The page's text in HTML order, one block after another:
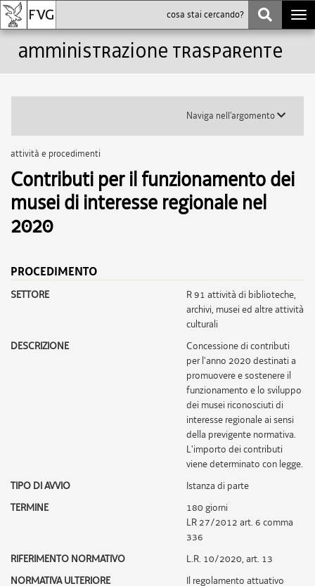
Amministrazione trasparente
Toggle
Naviga nell'argomento
attività e procedimenti
Contributi per il funzionamento dei
musei di interesse regionale nel
2020
PROCEDIMENTO
SETTORE
r 91 attività di biblioteche,
archivi, musei ed altre attività
culturali
DESCRIZIONE
Concessione di contributi
per l'anno 2020 destinati a
promuovere e sostenere il
funzionamento e lo sviluppo
dei musei riconosciuti di
interesse regionale ai sensi
della previgente normativa.
L'importo dei contributi
viene determinato con legge.
TIPO DI AVVIO
Istanza di parte
TERMINE
180 giorni
LR 27/2012 art. 6 comma
336
RIFERIMENTO NORMATIVO
L.R. 10/2020, art. 13
NORMATIVA ULTERIORE
Il regolamento attuativo